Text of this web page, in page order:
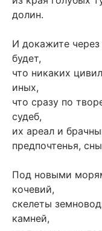
долин.
И докажите
будет,
что никаких
иных,
что сразу по
судеб,
их ареал и
предпочтенья,
Под новыми
кочевий,
скелеты
камней,